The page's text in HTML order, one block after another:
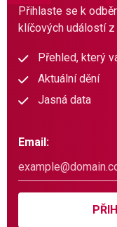
Přihlaste se k
klíčových událostí z
Přehled, který
Aktuální dění
Jasná data
Email: